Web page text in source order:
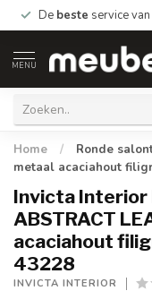
De beste service
MENU
Home /
Ronde
metaal acaciahout
Invicta Interior
ABSTRACT
acaciahout
43228
INVICTA INTERIOR